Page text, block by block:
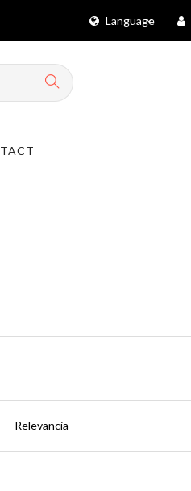
Language